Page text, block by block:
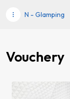
N - Glamping
Vouchery